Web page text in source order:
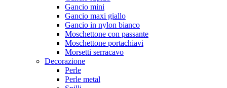
Gancio mini
Gancio maxi giallo
Gancio in nylon bianco
Moschettone con passante
Moschettone portachiavi
Morsetti serracavo
Decorazione
Perle
Perle metal